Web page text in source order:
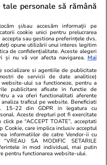
20 iul.
22:20
personale să rămână
și/sau accesăm informații pe
cookie unici pentru prelucrarea
sau gestiona preferințele dvs.
opune utilizării unui interes legitim
de confidențialitate. Aceste alegeri
și nu vă vor afecta navigarea. Mai
socializare si agentiile de publicitate
de servicii de date analitice)
ului sa functioneze, pentru a
publicitare afisate in functie de
a va oferi functionalitati aferente
traficul pe website. Beneficiati
15-22 din GDPR in legatura cu
Aceste drepturi pot fi exercitate
click pe “ACCEPT TOATE”, acceptati
Cookie, care implica inclusiv acceptul
informatiilor de catre Vendor-ii cu
SA MODIFIC SETARILE
in mod individual, mai putin
pentru functionarea website-ului.